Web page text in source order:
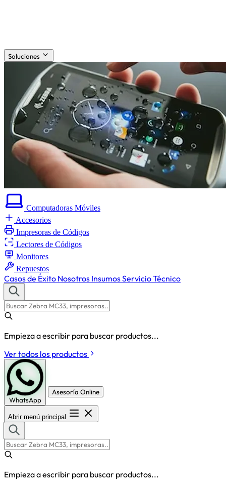
Soluciones
Computadoras Móviles
Accesorios
Impresoras de Códigos
Lectores de Códigos
Monitores
Repuestos
Casos de Éxito Nosotros InsumosServicio Técnico
Empieza a escribir para buscar productos...
Ver todos los productos
WhatsApp
Asesoría Online
Abrir menú principal
Empieza a escribir para buscar productos...